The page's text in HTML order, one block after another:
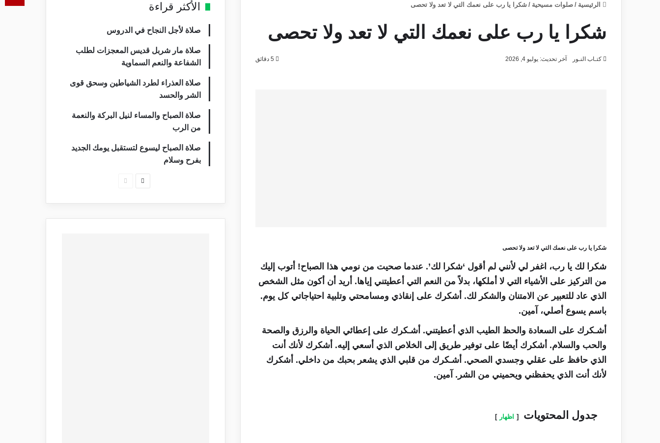
الرئيسية / صلوات مسيحية / شكرا يا رب على نعمك التي لا تعد ولا تحصى
شكرا يا رب على نعمك التي لا تعد ولا تحصى
كتـاب النـور آخر تحديث: يوليو 4, 2026
شكرا يا رب على نعمك التي لا تعد ولا تحصى
شكرا لك يا رب، اغفر لي لأنني لم أقول ‘شكرا لك’. عندما صحيت من نومي هذا الصباح! أتوب إليك
من التركيز على الأشياء التي لا أملكها، بدلاً من النعم التي أعطيتني إياها. أريد أن أكون مثل الشخص
الذي عاد للتعبير عن الامتنان والشكر لك. أشكرك على إنقاذي ومسامحتي وتلبية احتياجاتي كل يوم.
باسم يسوع أصلي، آمين.
أشـكرك على السعادة والحظ الطيب الذي أعطيتني. أشـكرك على إعطائي الحياة والرزق والصحة
والحب والسلام. أشكرك أيضًا على توفير طريق إلى الخلاص الذي أسعي إليه. أشكرك لأنك أنت
الذي حافظ على عقلي وجسدي الصحي. أشـكرك من قلبي الذي يشعر بحبك من داخلي. أشكرك
لأنك أنت الذي يحفظني ويحميني من الشر. آمين.
جدول المحتويات اظهار
الأكثر قراءة
صلاة لأجل النجاح في الدروس
صلاة مار شربل قديس المعجزات لطلب
الشفاعة والنعم السماوية
صلاة العذراء لطرد الشياطين وسحق قوى
الشر والحسد
صلاة الصباح والمساء لنيل البركة والنعمة
من الرب
صلاة الصباح ليسوع لتستقبل يومك الجديد
بفرح وسلام
الصفحةالصفحة